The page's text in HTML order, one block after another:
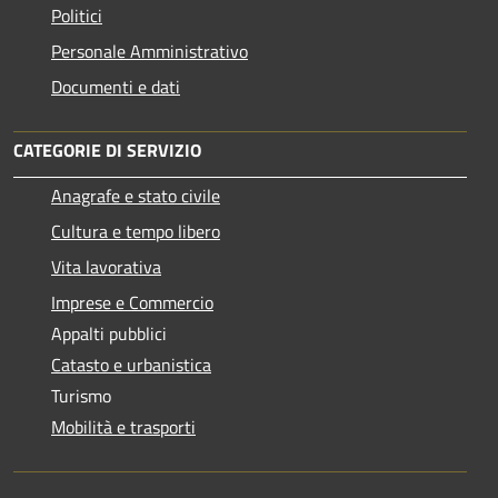
Politici
Personale Amministrativo
Documenti e dati
CATEGORIE DI SERVIZIO
Anagrafe e stato civile
Cultura e tempo libero
Vita lavorativa
Imprese e Commercio
Appalti pubblici
Catasto e urbanistica
Turismo
Mobilità e trasporti